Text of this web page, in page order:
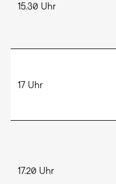
15.30 Uhr
17 Uhr
17.20 Uhr